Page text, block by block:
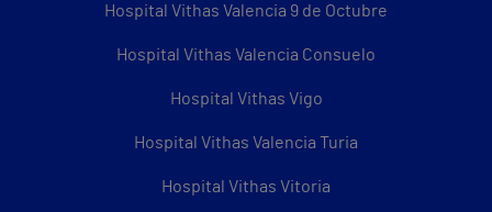
Hospital Vithas Valencia 9 de Octubre
Hospital Vithas Valencia Consuelo
Hospital Vithas Vigo
Hospital Vithas Valencia Turia
Hospital Vithas Vitoria